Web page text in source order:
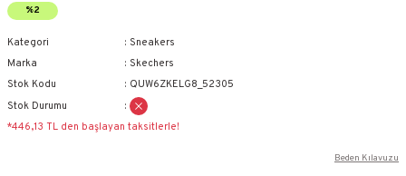
%2
Kategori
Sneakers
Marka
Skechers
Stok Kodu
QUW6ZKELG8_52305
Stok Durumu
*446,13 TL den başlayan taksitlerle!
Beden Kılavuzu